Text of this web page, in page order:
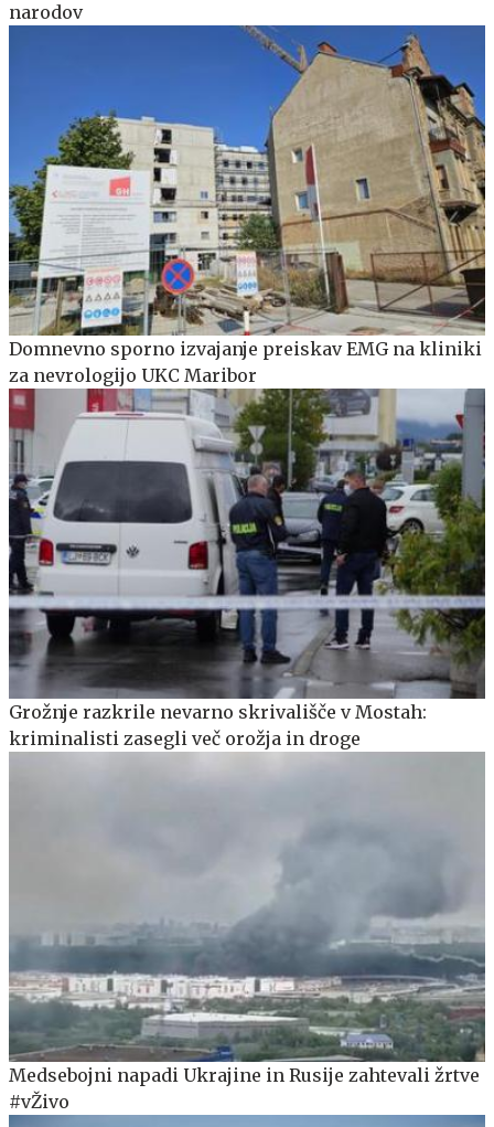
narodov
Domnevno sporno izvajanje preiskav EMG na kliniki
za nevrologijo UKC Maribor
Grožnje razkrile nevarno skrivališče v Mostah:
kriminalisti zasegli več orožja in droge
Medsebojni napadi Ukrajine in Rusije zahtevali žrtve
#vŽivo